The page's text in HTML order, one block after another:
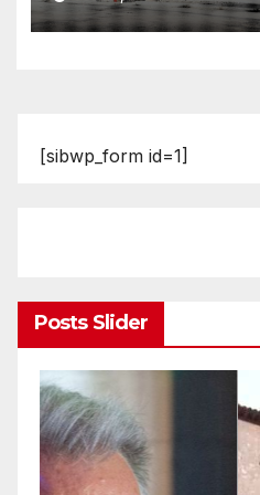
[sibwp_form id=1]
Posts Slider